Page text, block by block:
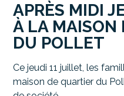
APRÈS MIDI
À LA MAISON
DU POLLET
Ce jeudi 11 juillet, les
maison de quartier du